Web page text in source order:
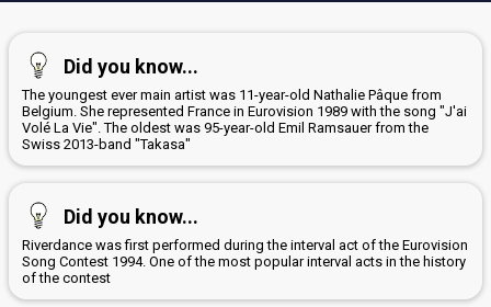
Did you know...
The youngest ever main artist was 11-year-old Nathalie Pâque from
Belgium. She represented France in Eurovision 1989 with the song "J'ai
Volé La Vie". The oldest was 95-year-old Emil Ramsauer from the
Swiss 2013-band "Takasa"
Did you know...
Riverdance was first performed during the interval act of the Eurovision
Song Contest 1994. One of the most popular interval acts in the history
of the contest